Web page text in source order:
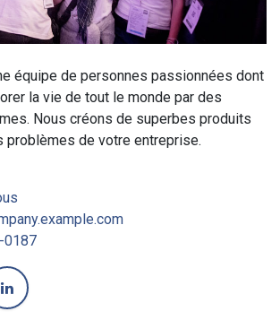
équipe de personnes passionnées dont
la vie de tout le monde par des
Nous créons de superbes produits
problèmes de votre entreprise.
0187